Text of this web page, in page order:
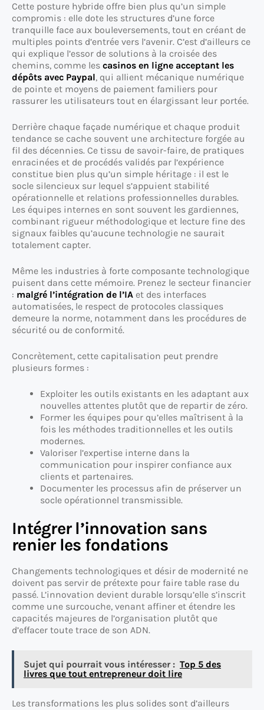
Cette posture hybride offre bien plus qu’un simple
compromis : elle dote les structures d’une force
tranquille face aux bouleversements, tout en créant de
multiples points d’entrée vers l’avenir. C’est d’ailleurs ce
qui explique l’essor de solutions à la croisée des
chemins, comme les casinos en ligne acceptant les
dépôts avec Paypal, qui allient mécanique numérique
de pointe et moyens de paiement familiers pour
rassurer les utilisateurs tout en élargissant leur portée.
Derrière chaque façade numérique et chaque produit
tendance se cache souvent une architecture forgée au
fil des décennies. Ce tissu de savoir-faire, de pratiques
enracinées et de procédés validés par l’expérience
constitue bien plus qu’un simple héritage : il est le
socle silencieux sur lequel s’appuient stabilité
opérationnelle et relations professionnelles durables.
Les équipes internes en sont souvent les gardiennes,
combinant rigueur méthodologique et lecture fine des
signaux faibles qu’aucune technologie ne saurait
totalement capter.
Même les industries à forte composante technologique
puisent dans cette mémoire. Prenez le secteur financier
: malgré l’intégration de l’IA et des interfaces
automatisées, le respect de protocoles classiques
demeure la norme, notamment dans les procédures de
sécurité ou de conformité.
Concrètement, cette capitalisation peut prendre
plusieurs formes :
Exploiter les outils existants en les adaptant aux
nouvelles attentes plutôt que de repartir de zéro.
Former les équipes pour qu’elles maîtrisent à la
fois les méthodes traditionnelles et les outils
modernes.
Valoriser l’expertise interne dans la
communication pour inspirer confiance aux
clients et partenaires.
Documenter les processus afin de préserver un
socle opérationnel transmissible.
Intégrer l’innovation sans
renier les fondations
Changements technologiques et désir de modernité ne
doivent pas servir de prétexte pour faire table rase du
passé. L’innovation devient durable lorsqu’elle s’inscrit
comme une surcouche, venant affiner et étendre les
capacités majeures de l’organisation plutôt que
d’effacer toute trace de son ADN.
Sujet qui pourrait vous intéresser : Top 5 des
livres que tout entrepreneur doit lire
Les transformations les plus solides sont d’ailleurs